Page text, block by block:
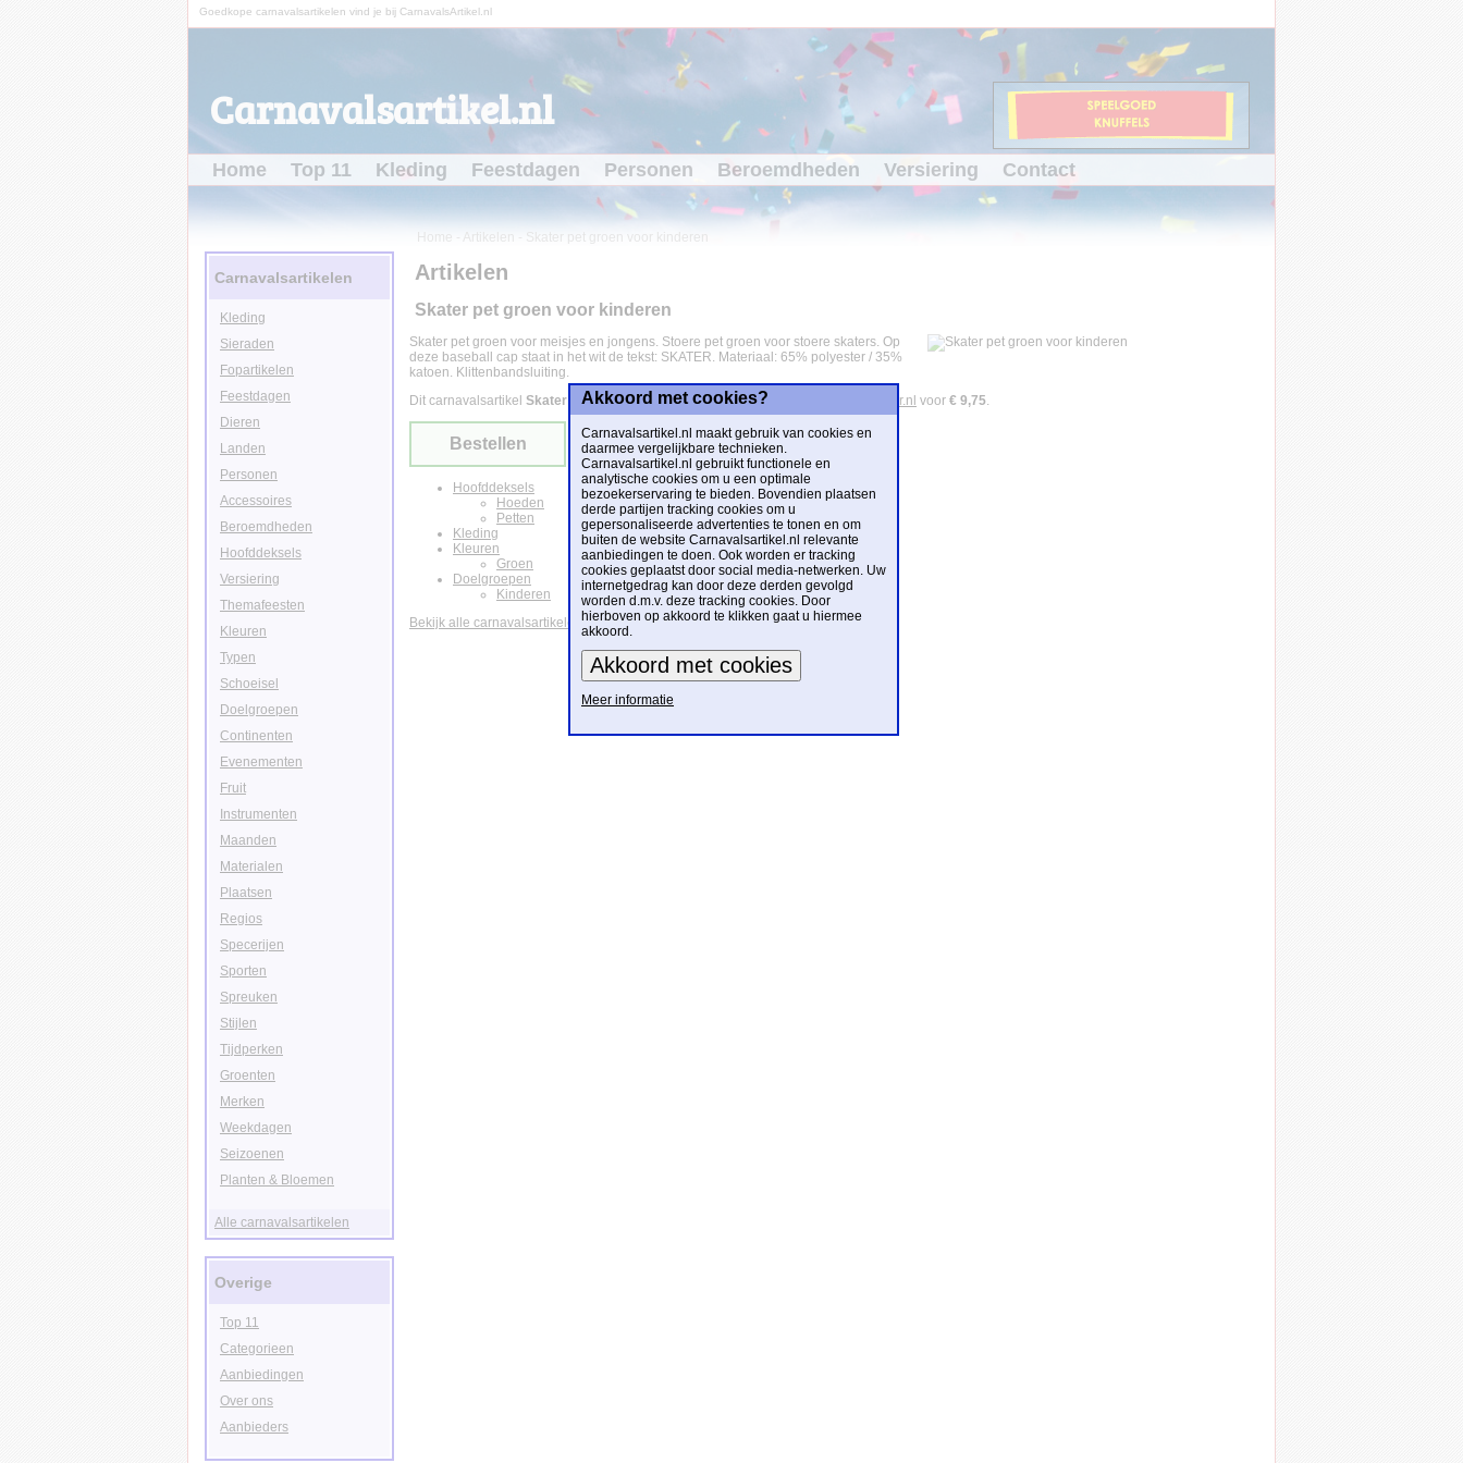
Goedkope carnavalsartikelen vind je bij CarnavalsArtikel.nl
Carnavalsartikel.nl
Home Top 11 Kleding Feestdagen Personen Beroemdheden Versiering Contact
Home Artikelen Skater pet groen voor kinderen
Artikelen
Skater pet groen voor kinderen
Skater pet groen voor meisjes en jongens. Stoere pet groen voor stoere skaters. Op
deze baseball cap staat in het wit de tekst: SKATER. Materiaal: 65% polyester / 35%
katoen. Klittenbandsluiting.
Dit carnavalsartikel Skater pet groen voor kinderenis te bestellen bij Partyshopper.nl voor € 9,75.
Bestellen
Hoofddeksels
Hoeden
Petten
Kleding
Kleuren
Groen
Doelgroepen
Kinderen
Bekijk alle carnavalsartikelen
Carnavalsartikelen
Kleding
Sieraden
Fopartikelen
Feestdagen
Dieren
Landen
Personen
Accessoires
Beroemdheden
Hoofddeksels
Versiering
Themafeesten
Kleuren
Typen
Schoeisel
Doelgroepen
Continenten
Evenementen
Fruit
Instrumenten
Maanden
Materialen
Plaatsen
Regios
Specerijen
Sporten
Spreuken
Stijlen
Tijdperken
Groenten
Merken
Weekdagen
Seizoenen
Planten & Bloemen
Alle carnavalsartikelen
Overige
Top 11
Categorieen
Aanbiedingen
Over ons
Aanbieders
Akkoord met cookies?
Carnavalsartikel.nl maakt gebruik van cookies en
daarmee vergelijkbare technieken.
Carnavalsartikel.nl gebruikt functionele en
analytische cookies om u een optimale
bezoekerservaring te bieden. Bovendien plaatsen
derde partijen tracking cookies om u
gepersonaliseerde advertenties te tonen en om
buiten de website Carnavalsartikel.nl relevante
aanbiedingen te doen. Ook worden er tracking
cookies geplaatst door social media-netwerken. Uw
internetgedrag kan door deze derden gevolgd
worden d.m.v. deze tracking cookies. Door
hierboven op akkoord te klikken gaat u hiermee
akkoord.
Meer informatie